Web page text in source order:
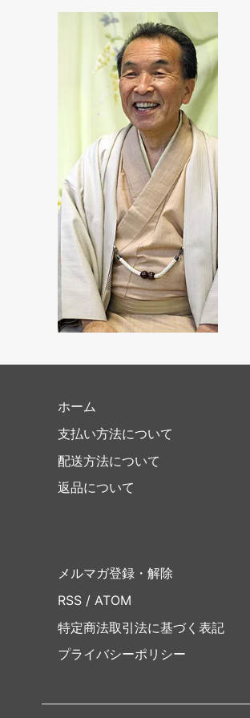
ホーム
支払い方法について
配送方法について
返品について
メルマガ登録・解除
RSS / ATOM
特定商法取引法に基づく表記
プライバシーポリシー